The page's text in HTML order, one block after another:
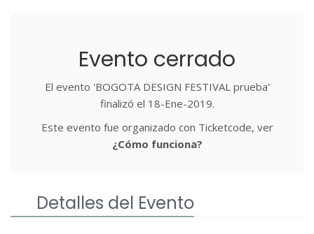
Evento cerrado
El evento 'BOGOTA DESIGN FESTIVAL prueba'
finalizó el 18-Ene-2019.
Este evento fue organizado con Ticketcode, ver
¿Cómo funciona?
Detalles del Evento